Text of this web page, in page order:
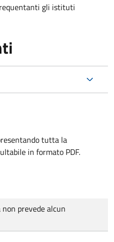
gli istituti
tutta la
in formato PDF.
prevede alcun